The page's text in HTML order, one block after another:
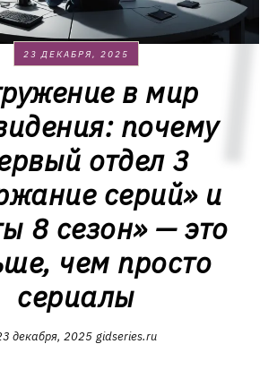
23 ДЕКАБРЯ, 2025
в мир
почему
отдел 3
серий» и
8 сезон» — это
чем просто
сериалы
декабря, 2025 gidseries.ru